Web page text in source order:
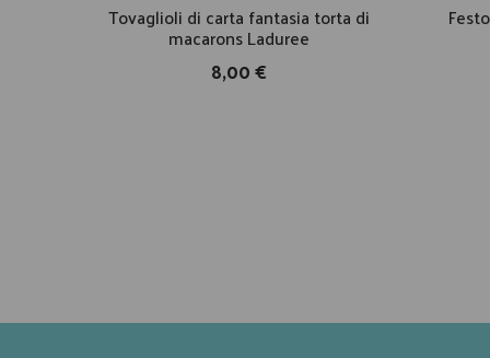
Tovaglioli di carta fantasia torta di
macarons Laduree
8,00 €